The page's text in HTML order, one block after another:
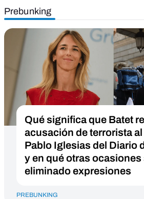
Prebunking
Qué significa que Batet
acusación de terrorista
Pablo Iglesias del Diario
y en qué otras ocasiones
eliminado expresiones
PREBUNKING